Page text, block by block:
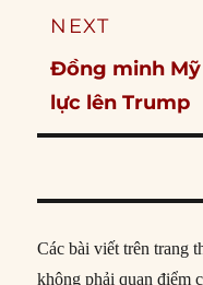
NEXT
Next
post:
Đồng minh
lực lên Trump
Các bài viết trên trang
không phải quan điểm